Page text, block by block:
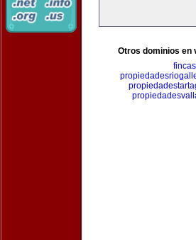
Otros dominios en